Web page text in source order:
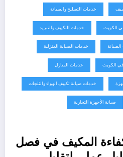
خدمات التصليح والصيانة
الكويت خدمات التكييف والتبريد
خدمات الصيانة المنزلية
في الكويت خدمات المنازل
خدمات صيانة تكييف الهواء والثلجات
صيانة الأجهزة التجارية
المكيف في فصل